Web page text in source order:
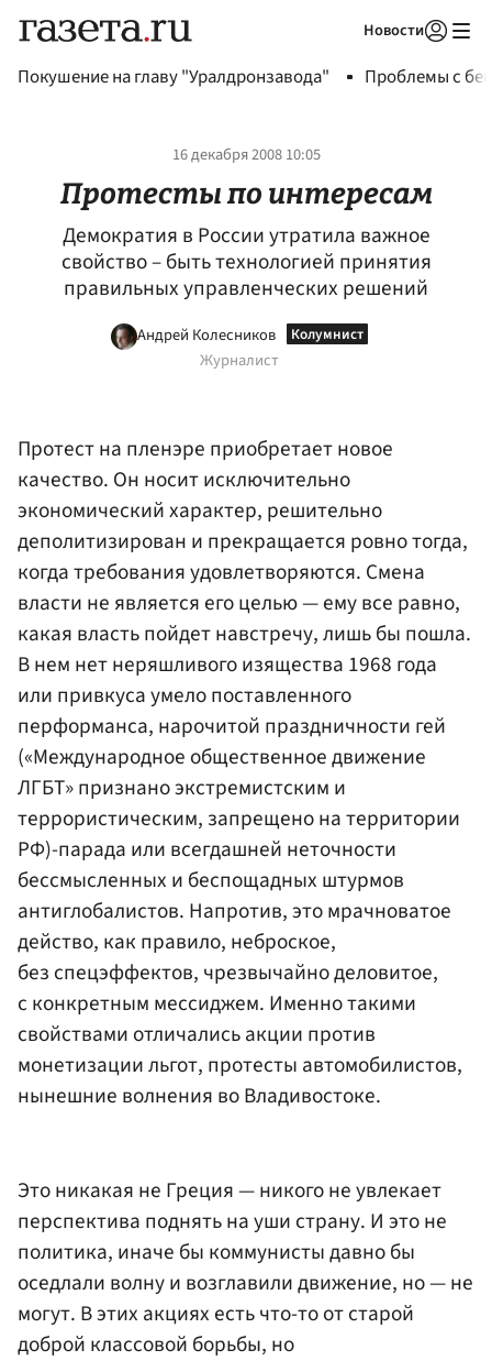
Новости
Покушение на главу "Уралдронзавода" Проблемы с
16 декабря 2008 10:05
Протесты по интересам
Демократия в России утратила важное
свойство – быть технологией принятия
правильных управленческих решений
Андрей Колесников
Журналист
Протест на пленэре приобретает новое
качество. Он носит исключительно
экономический характер, решительно
деполитизирован и прекращается ровно тогда,
когда требования удовлетворяются. Смена
власти не является его целью — ему все равно,
какая власть пойдет навстречу, лишь бы пошла.
В нем нет неряшливого изящества 1968 года
или привкуса умело поставленного
перформанса, нарочитой праздничности гей
(«Международное общественное движение
ЛГБТ» признано экстремистским и
террористическим, запрещено на территории
РФ)-парада или всегдашней неточности
бессмысленных и беспощадных штурмов
антиглобалистов. Напротив, это мрачноватое
действо, как правило, неброское,
без спецэффектов, чрезвычайно деловитое,
с конкретным мессиджем. Именно такими
свойствами отличались акции против
монетизации льгот, протесты автомобилистов,
нынешние волнения во Владивостоке.
Это никакая не Греция — никого не увлекает
перспектива поднять на уши страну. И это не
политика, иначе бы коммунисты давно бы
оседлали волну и возглавили движение, но — не
могут. В этих акциях есть что-то от старой
доброй классовой борьбы, но